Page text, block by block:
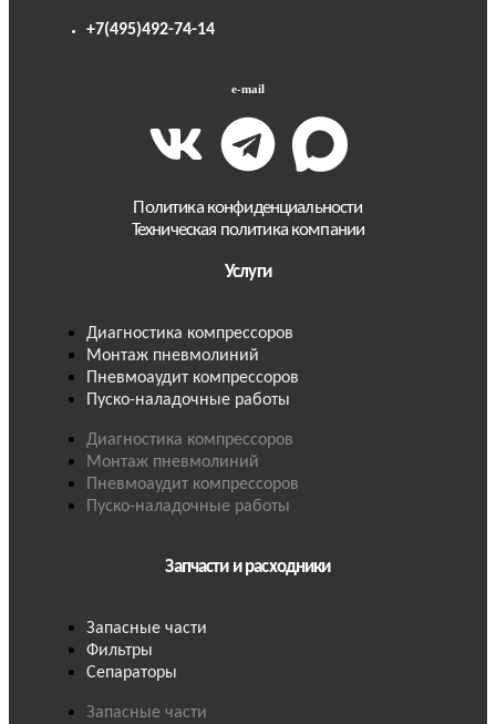
+7(495)492-74-14
e-mail
Политика конфиденциальности
Техническая политика компании
Услуги
Диагностика компрессоров
Монтаж пневмолиний
Пневмоаудит компрессоров
Пуско-наладочные работы
Диагностика компрессоров
Монтаж пневмолиний
Пневмоаудит компрессоров
Пуско-наладочные работы
Запчасти и расходники
Запасные части
Фильтры
Сепараторы
Запасные части